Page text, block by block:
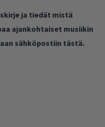
ja tiedät mistä
ajankohtaiset musiikin
sähköpostiin tästä.